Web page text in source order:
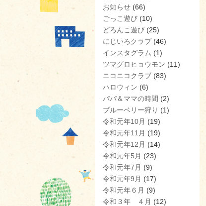
お知らせ (66)
ごっこ遊び (10)
どろんこ遊び (25)
にじいろクラブ (46)
インスタグラム (1)
ツマグロヒョウモン (11)
ニコニコクラブ (83)
ハロウィン (6)
パパ＆ママの時間 (2)
ブルーベリー狩り (1)
令和元年10月 (19)
令和元年11月 (19)
令和元年12月 (14)
令和元年5月 (23)
令和元年7月 (9)
令和元年9月 (17)
令和元年６月 (9)
令和３年 ４月 (12)